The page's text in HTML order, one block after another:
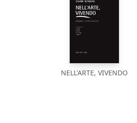
NELL'ARTE, VIVENDO